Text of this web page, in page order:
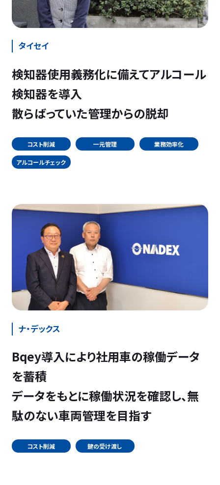
タイセイ
検知器使用義務化に備えてアルコール
検知器を導入
散らばっていた管理からの脱却
コスト削減 一元管理 業務効率化
アルコールチェック
ナ・デックス
Bqey導入により社用車の稼働データ
を蓄積
データをもとに稼働状況を確認し、無
駄のない車両管理を目指す
コスト削減 鍵の受け渡し